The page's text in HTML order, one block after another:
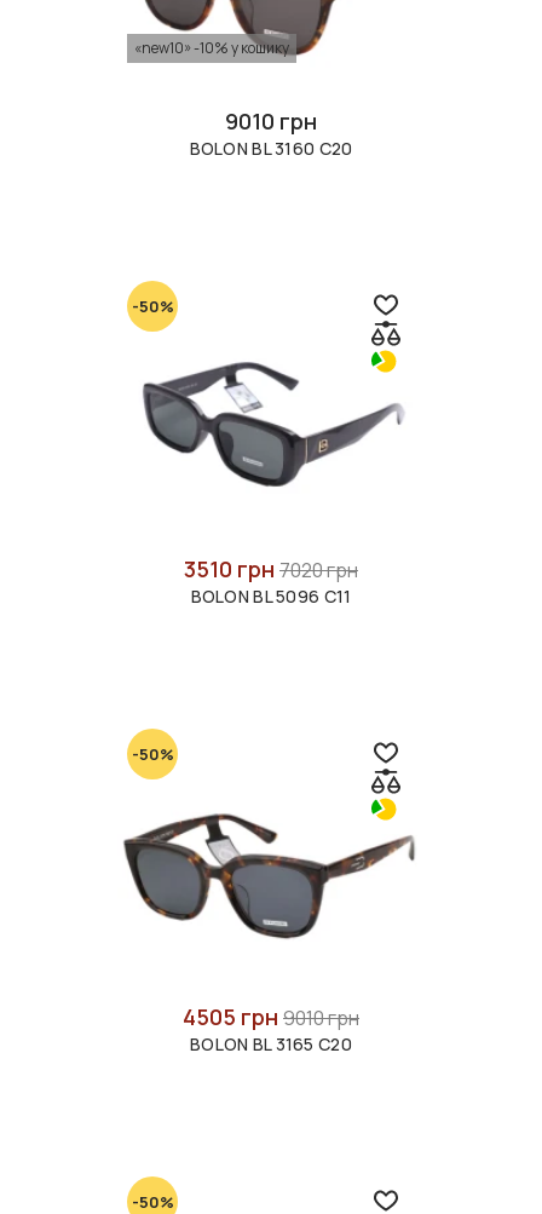
«new10» -10% у кошику
9010 грн
BOLON BL 3160 C20
-50%
3510 грн 7020 грн
BOLON BL 5096 C11
-50%
4505 грн 9010 грн
BOLON BL 3165 C20
-50%